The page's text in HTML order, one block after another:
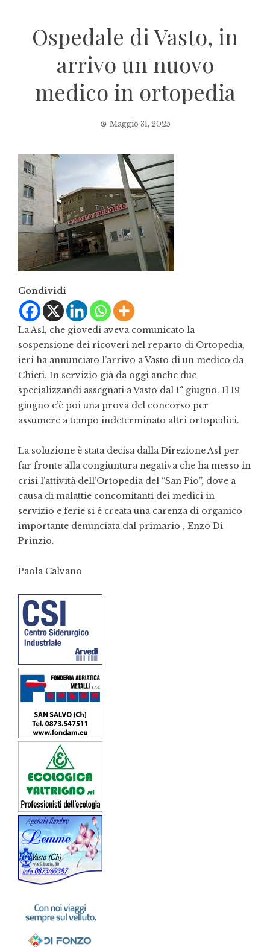
Ospedale di Vasto, in
arrivo un nuovo
medico in ortopedia
Maggio 31, 2025
Condividi
La Asl, che giovedì aveva comunicato la
sospensione dei ricoveri nel reparto di Ortopedia,
ieri ha annunciato l’arrivo a Vasto di un medico da
Chieti. In servizio già da oggi anche due
specializzandi assegnati a Vasto dal 1° giugno. Il 19
giugno c’è poi una prova del concorso per
assumere a tempo indeterminato altri ortopedici.
La soluzione è stata decisa dalla Direzione Asl per
far fronte alla congiuntura negativa che ha messo in
crisi l’attività dell’Ortopedia del “San Pio”, dove a
causa di malattie concomitanti dei medici in
servizio e ferie si è creata una carenza di organico
importante denunciata dal primario , Enzo Di
Prinzio.
Paola Calvano